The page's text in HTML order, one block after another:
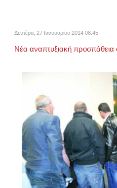
Δευτέρα, 27 Ιανουαρίου 2014 08:45
Νέα αναπτυξιακή προσπάθεια